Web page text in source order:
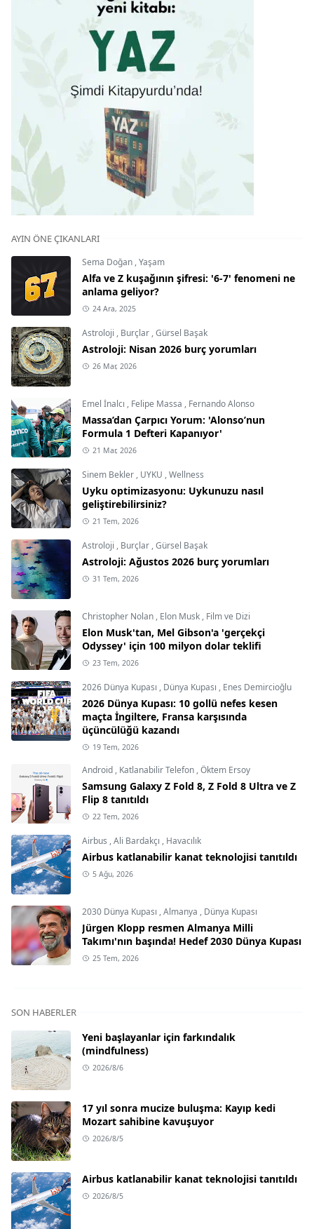
AYIN ÖNE ÇIKANLARI
Sema Doğan ,Yaşam
Alfa ve Z kuşağının şifresi: '6-7' fenomeni ne
anlama geliyor?
24 Ara, 2025
Astroloji , Burçlar ,Gürsel Başak
Astroloji: Nisan 2026 burç yorumları
26 Mar, 2026
Emel İnalcı , Felipe Massa , Fernando Alonso
Massa’dan Çarpıcı Yorum: 'Alonso’nun
Formula 1 Defteri Kapanıyor'
21 Mar, 2026
Sinem Bekler , UYKU ,Wellness
Uyku optimizasyonu: Uykunuzu nasıl
geliştirebilirsiniz?
21 Tem, 2026
Astroloji , Burçlar ,Gürsel Başak
Astroloji: Ağustos 2026 burç yorumları
31 Tem, 2026
Christopher Nolan , Elon Musk , Film ve Dizi
Elon Musk'tan, Mel Gibson'a 'gerçekçi
Odyssey' için 100 milyon dolar teklifi
23 Tem, 2026
2026 Dünya Kupası , Dünya Kupası , Enes Demircioğlu
2026 Dünya Kupası: 10 gollü nefes kesen
maçta İngiltere, Fransa karşısında
üçüncülüğü kazandı
19 Tem, 2026
Android , Katlanabilir Telefon ,Öktem Ersoy
Samsung Galaxy Z Fold 8, Z Fold 8 Ultra ve Z
Flip 8 tanıtıldı
22 Tem, 2026
Airbus ,Ali Bardakçı , Havacılık
Airbus katlanabilir kanat teknolojisi tanıtıldı
5 Ağu, 2026
2030 Dünya Kupası ,Almanya , Dünya Kupası
Jürgen Klopp resmen Almanya Milli
Takımı'nın başında! Hedef 2030 Dünya Kupası
25 Tem, 2026
SON HABERLER
Yeni başlayanlar için farkındalık
(mindfulness)
2026/8/6
17 yıl sonra mucize buluşma: Kayıp kedi
Mozart sahibine kavuşuyor
2026/8/5
Airbus katlanabilir kanat teknolojisi tanıtıldı
2026/8/5